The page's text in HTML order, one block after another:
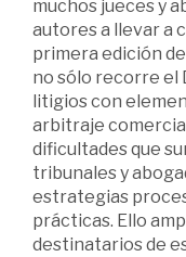
muchos jueces y
autores a llevar a
primera edición
no sólo recorre el
litigios con
arbitraje
dificultades que
tribunales y
estrategias
prácticas. Ello
destinatarios de